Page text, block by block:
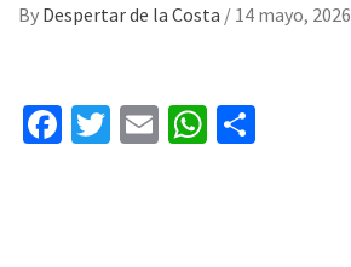
By Despertar de la Costa / 14 mayo, 2026
Facebook
Twitter
EmailWhatsApp